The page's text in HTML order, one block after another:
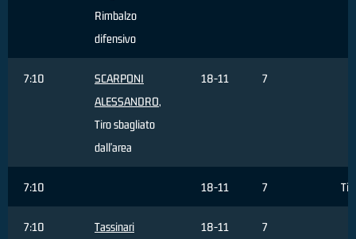
Rimbalzo
difensivo
7:10
SCARPONI
ALESSANDRO,
Tiro sbagliato
dall'area
18-11 7
7:10 18-11 7
7:10
Tassinari
18-11 7